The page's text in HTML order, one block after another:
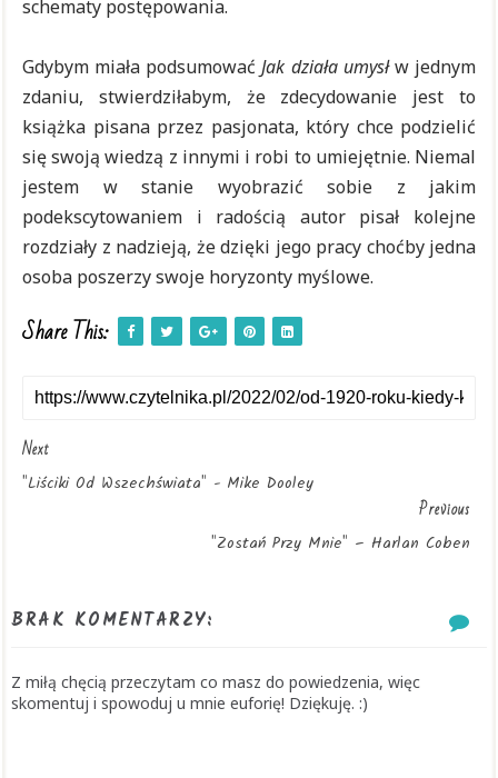
schematy postępowania.
Gdybym miała podsumować Jak działa umysłw jednym
zdaniu, stwierdziłabym, że zdecydowanie jest to
książka pisana przez pasjonata, który chce podzielić
się swoją wiedzą z innymi i robi to umiejętnie. Niemal
jestem w stanie wyobrazić sobie z jakim
podekscytowaniem i radością autor pisał kolejne
rozdziały z nadzieją, że dzięki jego pracy choćby jedna
osoba poszerzy swoje horyzonty myślowe.
Share This:
Next
"Liściki Od Wszechświata" - Mike Dooley
Previous
"Zostań Przy Mnie" – Harlan Coben
BRAK KOMENTARZY:
Z miłą chęcią przeczytam co masz do powiedzenia, więc
skomentuj i spowoduj u mnie euforię! Dziękuję. :)